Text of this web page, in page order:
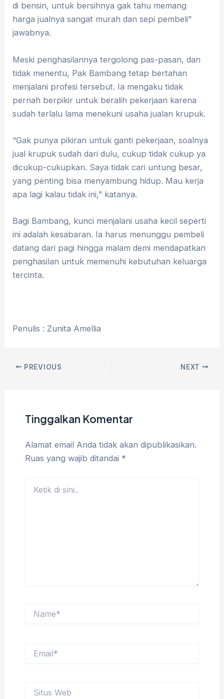
di bensin, untuk bersihnya gak tahu memang
harga jualnya sangat murah dan sepi pembeli”
jawabnya.
Meski penghasilannya tergolong pas-pasan, dan
tidak menentu, Pak Bambang tetap bertahan
menjalani profesi tersebut. Ia mengaku tidak
pernah berpikir untuk beralih pekerjaan karena
sudah terlalu lama menekuni usaha jualan krupuk.
“Gak punya pikiran untuk ganti pekerjaan, soalnya
jual krupuk sudah dari dulu, cukup tidak cukup ya
dicukup-cukupkan. Saya tidak cari untung besar,
yang penting bisa menyambung hidup. Mau kerja
apa lagi kalau tidak ini,” katanya.
Bagi Bambang, kunci menjalani usaha kecil seperti
ini adalah kesabaran. Ia harus menunggu pembeli
datang dari pagi hingga malam demi mendapatkan
penghasilan untuk memenuhi kebutuhan keluarga
tercinta.
Penulis : Zunita Amellia
PREVIOUS NEXT
Tinggalkan Komentar
Alamat email Anda tidak akan dipublikasikan.
Ruas yang wajib ditandai *
Web